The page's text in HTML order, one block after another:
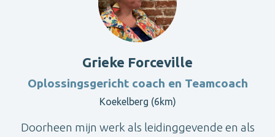
Grieke Forceville
Oplossingsgericht coach en Teamcoach
Koekelberg (6km)
Doorheen mijn werk als leidinggevende en als